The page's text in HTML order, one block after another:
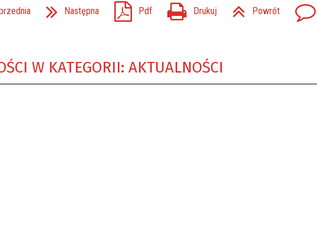
Następna Pdf Drukuj Powrót
W KATEGORII: AKTUALNOŚCI